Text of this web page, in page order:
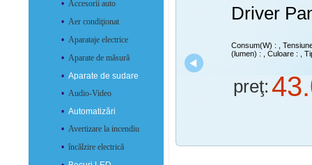
• Accesorii auto
• Aer condiţionat
• Aparataje electrice
• Aparate de măsură
• Aparate de sudare
• Audio-Video
• Automatizări
• Avertizare la incendiu
• încălzire electrică
Driver
Consum(W) :
,
(lumen) :
, Culoare : ,
preţ: